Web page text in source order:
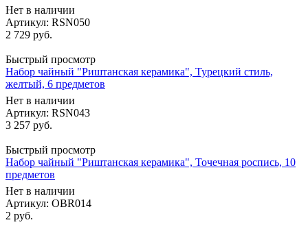
Нет в наличии
Артикул: RSN050
2 729 руб.
Быстрый просмотр
Набор чайный "Риштанская керамика", Турецкий стиль,
желтый, 6 предметов
Нет в наличии
Артикул: RSN043
3 257 руб.
Быстрый просмотр
Набор чайный "Риштанская керамика", Точечная роспись, 10
предметов
Нет в наличии
Артикул: OBR014
2 руб.